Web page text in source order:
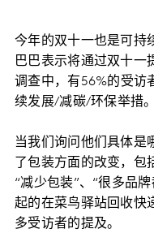
今年的双十一也是可持
巴巴表示将通过双十一
调查中，有56%的受访
续发展/减碳/环保举措。
当我们询问他们具体是
了包装方面的改变，包
“减少包装”、“很多品
起的在菜鸟驿站回收快
多受访者的提及。